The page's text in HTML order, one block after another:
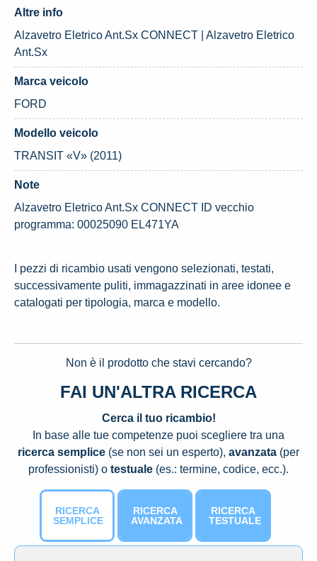
Altre info
Alzavetro Eletrico Ant.Sx CONNECT | Alzavetro Eletrico
Ant.Sx
Marca veicolo
FORD
Modello veicolo
TRANSIT «V» (2011)
Note
Alzavetro Eletrico Ant.Sx CONNECT ID vecchio
programma: 00025090 EL471YA
I pezzi di ricambio usati vengono selezionati, testati,
successivamente puliti, immagazzinati in aree idonee e
catalogati per tipologia, marca e modello.
Non è il prodotto che stavi cercando?
FAI UN'ALTRA RICERCA
Cerca il tuo ricambio!
In base alle tue competenze puoi scegliere tra una
ricerca semplice (se non sei un esperto), avanzata (per
professionisti) o testuale (es.: termine, codice, ecc.).
RICERCA
SEMPLICE
RICERCA
AVANZATA
RICERCA
TESTUALE